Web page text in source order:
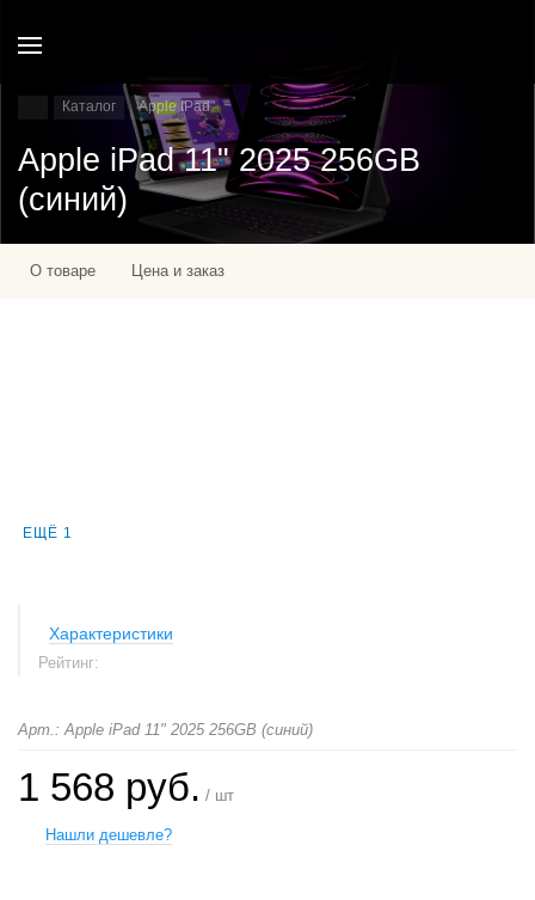
Каталог Apple IPad
Apple iPad 11" 2025 256GB
(синий)
О товаре Цена и заказ
ЕЩЁ 1
Характеристики
Рейтинг:
Арт.: Apple iPad 11" 2025 256GB (синий)
1 568 руб. / шт
Нашли дешевле?